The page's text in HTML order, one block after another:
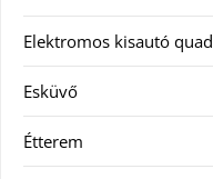
Elektromos kisautó quad
Esküvő
Étterem